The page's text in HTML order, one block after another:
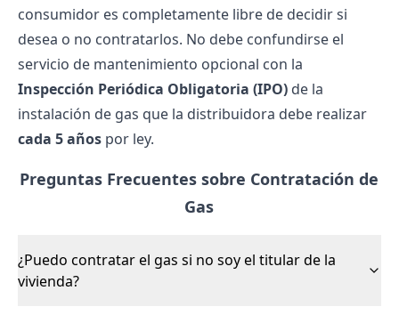
consumidor es completamente libre de decidir si
desea o no contratarlos. No debe confundirse el
servicio de mantenimiento opcional con la
Inspección Periódica Obligatoria (IPO) de la
instalación de gas que la distribuidora debe realizar
cada 5 años por ley.
Preguntas Frecuentes sobre Contratación de
Gas
¿Puedo contratar el gas si no soy el titular de la
vivienda?